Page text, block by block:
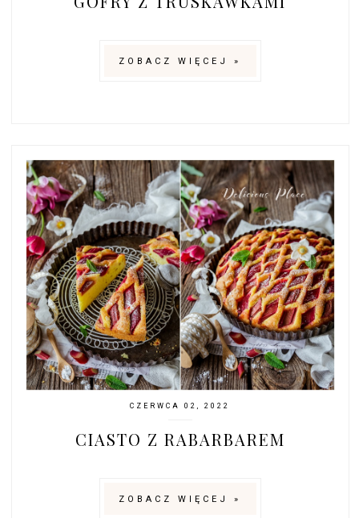
ZOBACZ WIĘCEJ »
CZERWCA 02, 2022
CIASTO Z RABARBAREM
ZOBACZ WIĘCEJ »